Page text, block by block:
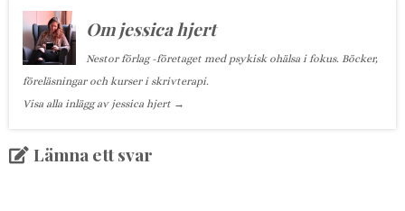
Om jessica hjert
Nestor förlag -företaget med psykisk ohälsa i fokus. Böcker,
föreläsningar och kurser i skrivterapi.
Visa alla inlägg av jessica hjert →
Lämna ett svar